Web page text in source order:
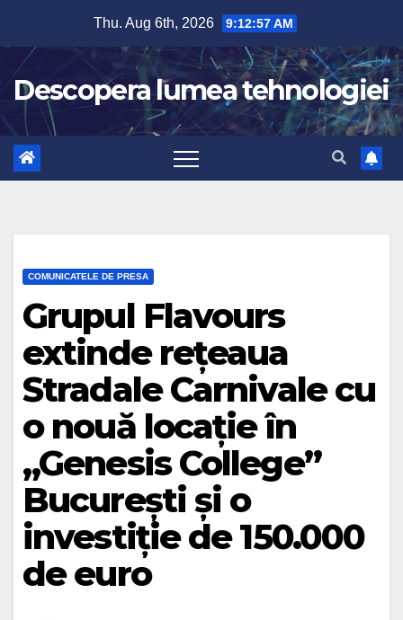
content
Thu. Aug 6th, 2026 9:12:58 AM
Descopera lumea tehnologiei
COMUNICATELE DE PRESA
Grupul Flavours
extinde rețeaua
Stradale Carnivale cu
o nouă locație în
„Genesis College”
București și o
investiție de 150.000
de euro